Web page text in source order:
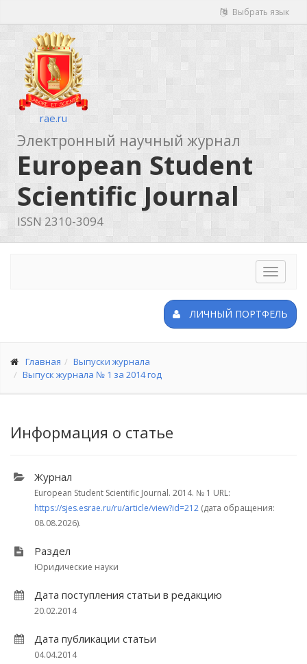
Выбрать язык
rae.ru
Электронный научный журнал
European Student
Scientific Journal
ISSN 2310-3094
Toggle
ЛИЧНЫЙ ПОРТФЕЛЬ
Главная
Выпуски журнала
Выпуск журнала № 1 за 2014 год
Информация о статье
Журнал
European Student Scientific Journal. 2014. № 1 URL:
https://sjes.esrae.ru/ru/article/view?id=212 (дата обращения:
08.08.2026).
Раздел
Юридические науки
Дата поступления статьи в редакцию
20.02.2014
Дата публикации статьи
04.04.2014